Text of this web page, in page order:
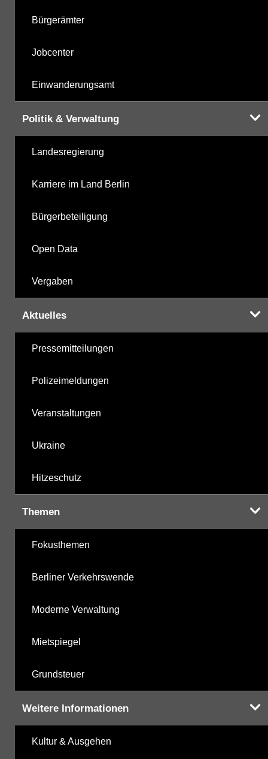
Bürgerämter
Jobcenter
Einwanderungsamt
Politik & Verwaltung
Landesregierung
Karriere im Land Berlin
Bürgerbeteiligung
Open Data
Vergaben
Aktuelles
Pressemitteilungen
Polizeimeldungen
Veranstaltungen
Ukraine
Hitzeschutz
Themen
Fokusthemen
Berliner Verkehrswende
Moderne Verwaltung
Mietspiegel
Grundsteuer
Weitere Informationen
Kultur & Ausgehen